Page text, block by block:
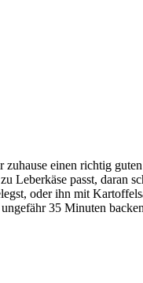
einen richtig
Leberkäse passt, daran
oder ihn mit
35 Minuten